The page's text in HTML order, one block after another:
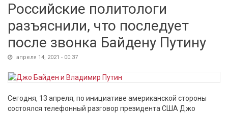
Российские политологи
разъяснили, что последует
после звонка Байдену Путину
апреля 14, 2021 - 00:37
Сегодня, 13 апреля, по инициативе американской стороны
состоялся телефонный разговор президента США Джо